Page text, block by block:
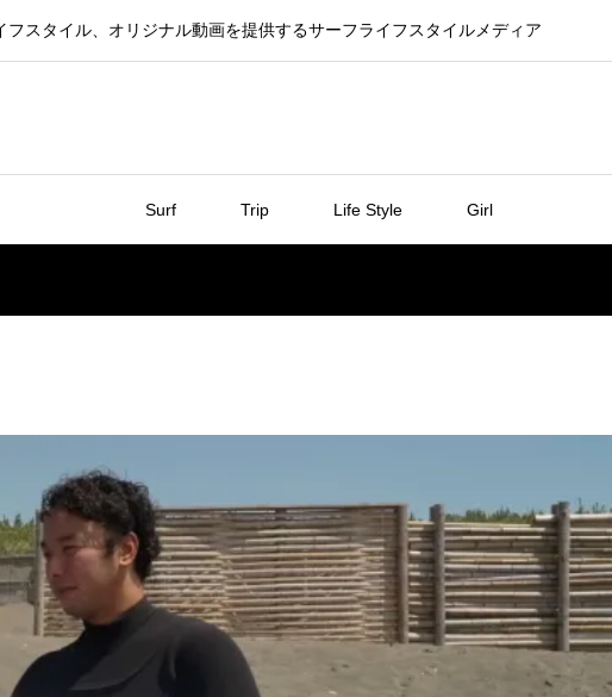
スタイル、オリジナル動画を提供するサーフライフスタイルメディア
Surf Trip Life Style Girl